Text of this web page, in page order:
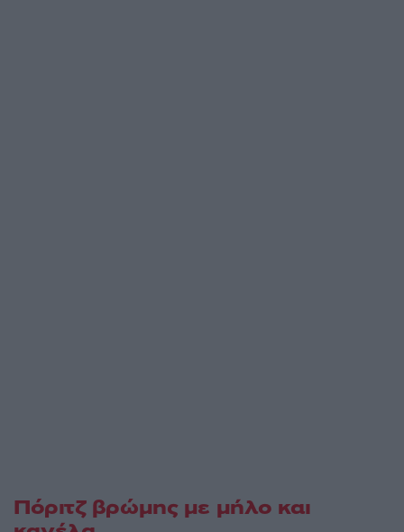
Πόριτζ βρώμης με μήλο και